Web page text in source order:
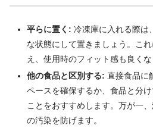
平らに置く: 冷凍庫に入れる際は
な状態にして置きましょう。こ
え、使用時のフィット感も良くな
他の食品と区別する: 直接食品に
ペースを確保するか、食品と分
ことをおすすめします。万が一
の汚染を防げます。